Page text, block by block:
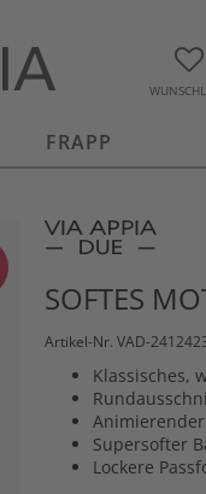
FRAPP
SOFTES
Artikel-Nr. VAD-
Klassisches,
Animierender
Supersofter
Lockere